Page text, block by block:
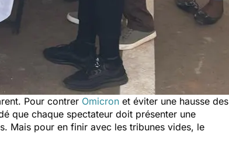
Pour contrer Omicron et éviter une hausse des
que chaque spectateur doit présenter une
Mais pour en finir avec les tribunes vides, le